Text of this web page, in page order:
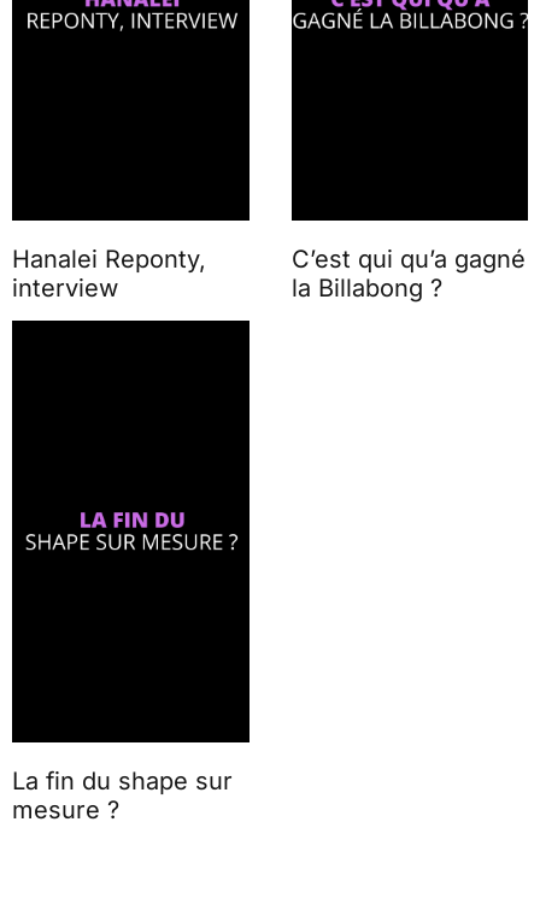
Hanalei Reponty,
interview
C’est qui qu’a gagné
la Billabong ?
La fin du shape sur
mesure ?